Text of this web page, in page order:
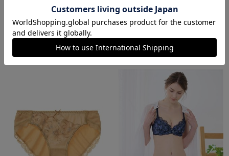
5.0 （1件）
ワールブラ
5.0 （2件）